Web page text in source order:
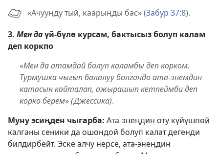
«Ачууңду тый, каарыңды бас» (Забур 37:8).
3. Мен даүй-бүлө курсам, бактысыз болуп калам
деп коркпо
«Мен да атамдай болуп каламбы деп корком.
Турмушка чыгып балалуу болгондо ата-энемдин
катасын кайталап, ажырашып кетпеймби деп
корко берем»(Джессика).
Муну эсиңден чыгарба: Ата-энеңдин оту күйүшпөй
калганы сеники да ошондой болуп калат дегенди
билдирбейт. Эске алчу нерсе, ата-энеңдин